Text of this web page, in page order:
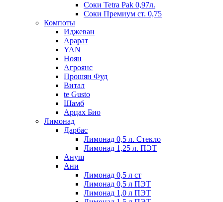
Соки Tetra Pak 0,97л.
Соки Премиум ст. 0,75
Компоты
Иджеван
Арарат
YAN
Ноян
Агроянс
Прошян Фуд
Витал
te Gusto
Шамб
Арцах Био
Лимонад
Дарбас
Лимонад 0,5 л. Стекло
Лимонад 1,25 л. ПЭТ
Ануш
Ани
Лимонад 0,5 л ст
Лимонад 0,5 л ПЭТ
Лимонад 1,0 л ПЭТ